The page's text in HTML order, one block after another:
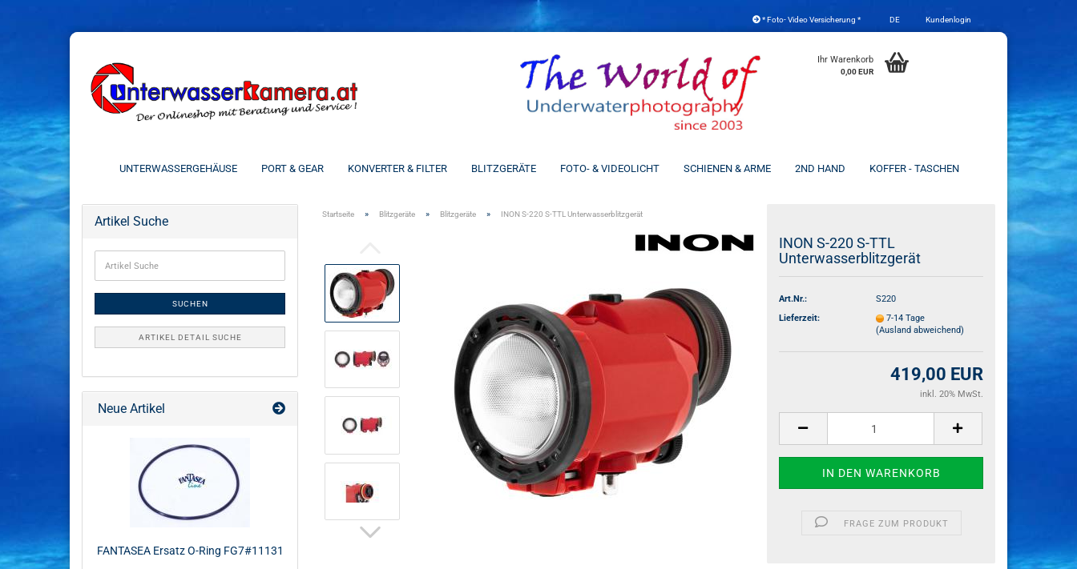
* Foto- Video Versicherung * DE
Sprache auswählen
Kundenlogin
Konto erstellen
Passwort vergessen?
Ihr Warenkorb
0,00 EUR
UNTERWASSERGEHÄUSE PORT & GEAR KONVERTER & FILTER BLITZGERÄTE FOTO- & VIDEOLICHT SCHIENEN & ARME 2ND HAND KOFFER - TASCHEN
Startseite » Blitzgeräte » Blitzgeräte » INON S-220 S-TTL Unterwasserblitzgerät
INON S-220 S-TTL
Unterwasserblitzgerät
Art.Nr.:
S220
Lieferzeit:
7-14 Tage
(Ausland abweichend)
419,00 EUR
inkl. 20% MwSt.
FRAGE ZUM PRODUKT
Artikel Suche
SUCHEN
ARTIKEL DETAIL SUCHE
Neue Artikel
FANTASEA Ersatz O-Ring FG7#11131